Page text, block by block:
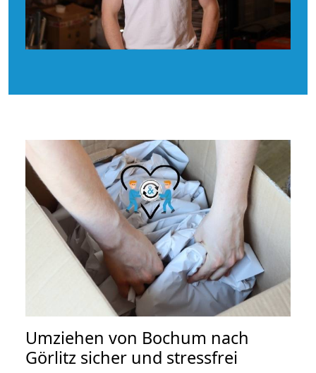
Umziehen von Bochum nach
Görlitz sicher und stressfrei